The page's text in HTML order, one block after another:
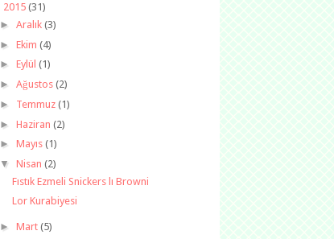
2015 (31)
► Aralık (3)
► Ekim (4)
► Eylül (1)
► Ağustos (2)
► Temmuz (1)
► Haziran (2)
► Mayıs (1)
▼ Nisan (2)
Fıstık Ezmeli Snickers lı Browni
Lor Kurabiyesi
► Mart (5)